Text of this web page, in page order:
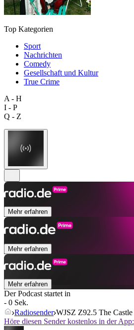
Top Kategorien
Sport
Nachrichten
Comedy
Gesellschaft und Kultur
True Crime
A - H
I - P
Q - Z
Mehr erfahren
Mehr erfahren
Mehr erfahren
Der Podcast startet in
- 0 Sek.
Radiosender WJSZ Z92.5 The Castle
Höre diesen Sender kostenlos in der App: